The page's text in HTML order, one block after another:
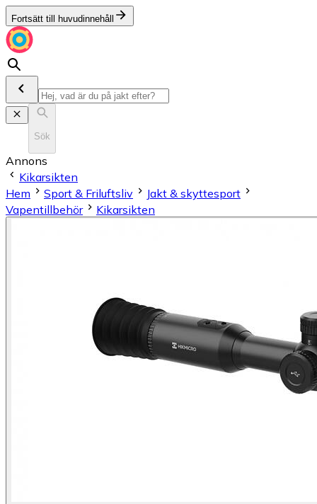
Fortsätt till huvudinnehåll
Sök
Annons
Kikarsikten
Hem
Sport & Friluftsliv
Jakt & skyttesport
Vapentillbehör
Kikarsikten